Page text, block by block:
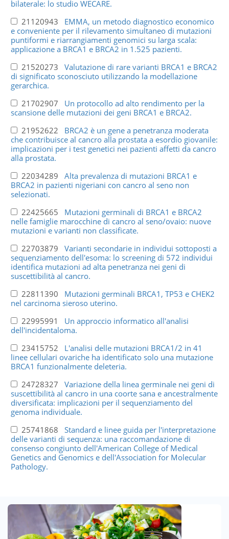
bilaterale: lo studio WECARE.
21120943 EMMA, un metodo diagnostico economico
e conveniente per il rilevamento simultaneo di mutazioni
puntiformi e riarrangiamenti genomici su larga scala:
applicazione a BRCA1 e BRCA2 in 1.525 pazienti.
21520273 Valutazione di rare varianti BRCA1 e BRCA2
di significato sconosciuto utilizzando la modellazione
gerarchica.
21702907 Un protocollo ad alto rendimento per la
scansione delle mutazioni dei geni BRCA1 e BRCA2.
21952622 BRCA2 è un gene a penetranza moderata
che contribuisce al cancro alla prostata a esordio giovanile:
implicazioni per i test genetici nei pazienti affetti da cancro
alla prostata.
22034289 Alta prevalenza di mutazioni BRCA1 e
BRCA2 in pazienti nigeriani con cancro al seno non
selezionati.
22425665 Mutazioni germinali di BRCA1 e BRCA2
nelle famiglie marocchine di cancro al seno/ovaio: nuove
mutazioni e varianti non classificate.
22703879 Varianti secondarie in individui sottoposti a
sequenziamento dell'esoma: lo screening di 572 individui
identifica mutazioni ad alta penetranza nei geni di
suscettibilità al cancro.
22811390 Mutazioni germinali BRCA1, TP53 e CHEK2
nel carcinoma sieroso uterino.
22995991 Un approccio informatico all'analisi
dell'incidentaloma.
23415752 L'analisi delle mutazioni BRCA1/2 in 41
linee cellulari ovariche ha identificato solo una mutazione
BRCA1 funzionalmente deleteria.
24728327 Variazione della linea germinale nei geni di
suscettibilità al cancro in una coorte sana e ancestralmente
diversificata: implicazioni per il sequenziamento del
genoma individuale.
25741868 Standard e linee guida per l'interpretazione
delle varianti di sequenza: una raccomandazione di
consenso congiunto dell'American College of Medical
Genetics and Genomics e dell'Association for Molecular
Pathology.